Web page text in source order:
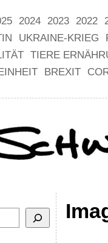
2024 2023 2022
UKRAINE-KRIEG
TIERE
BREXIT